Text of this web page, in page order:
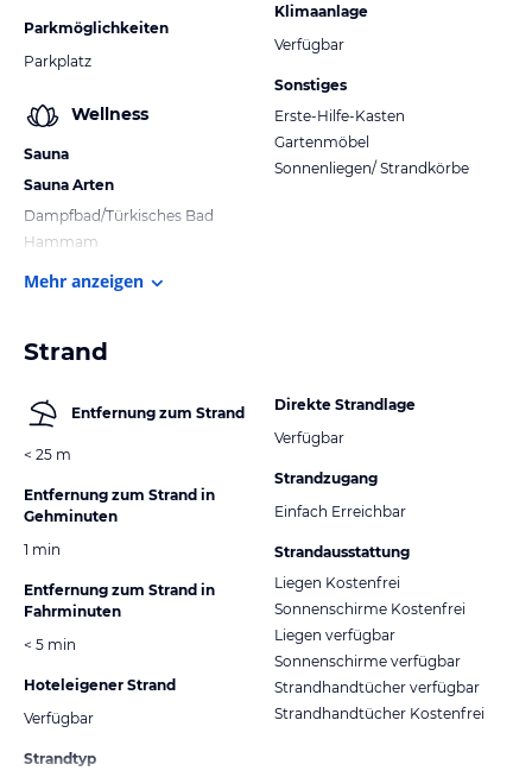
Parkmöglichkeiten
Parkplatz
Wellness
Sauna
Sauna Arten
Dampfbad/Türkisches Bad
Hammam
Klimaanlage
Verfügbar
Sonstiges
Erste-Hilfe-Kasten
Gartenmöbel
Sonnenliegen/ Strandkörbe
Mehr anzeigen
Strand
Entfernung zum Strand
< 25 m
Entfernung zum Strand in
Gehminuten
1 min
Entfernung zum Strand in
Fahrminuten
< 5 min
Hoteleigener Strand
Verfügbar
Strandtyp
Direkte Strandlage
Verfügbar
Strandzugang
Einfach Erreichbar
Strandausstattung
Liegen Kostenfrei
Sonnenschirme Kostenfrei
Liegen verfügbar
Sonnenschirme verfügbar
Strandhandtücher verfügbar
Strandhandtücher Kostenfrei